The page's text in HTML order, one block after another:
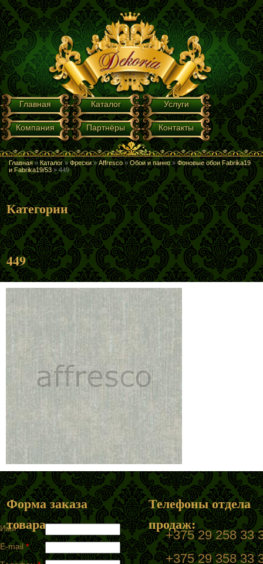
Перейти к основному содержанию
ГЛАВНОЕ МЕНЮ
Главная Каталог Услуги
Компания Партнёры Контакты
ВЫ ЗДЕСЬ
Главная » Каталог » Фрески » Affresco » Обои и панно » Фоновые обои Fabrika19
и Fabrika19/53 » 449
Категории
449
Форма заказа
товара
Имя*
E-mail*
Телефоны отдела
продаж:
+375 29 258 33
+375 29 358 33